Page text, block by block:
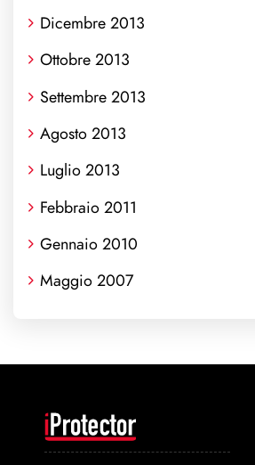
Dicembre 2013
Ottobre 2013
Settembre 2013
Agosto 2013
Luglio 2013
Febbraio 2011
Gennaio 2010
Maggio 2007